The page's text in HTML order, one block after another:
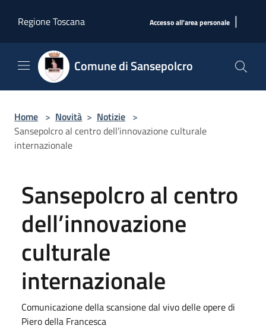
Regione Toscana
Accesso all'area personale |
Comune di Sansepolcro
Home > Novità > Notizie >
Sansepolcro al centro dell’innovazione culturale
internazionale
Sansepolcro al centro
dell’innovazione
culturale
internazionale
Comunicazione della scansione dal vivo delle opere di
Piero della Francesca